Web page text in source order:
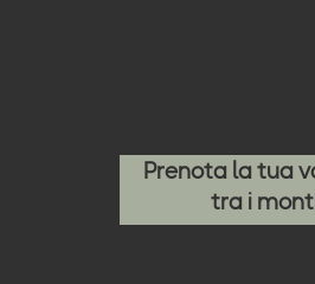
Prenota la tua
tra i